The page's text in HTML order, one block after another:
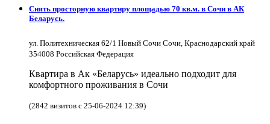
Снять просторную квартиру площадью 70 кв.м. в Сочи в АК
Беларусь.
ул. Политехническая 62/1 Новый Сочи Сочи, Краснодарский край
354008 Российская Федерация
Квартира в Ак «Беларусь» идеально подходит для
комфортного проживания в Сочи
(2842 визитов с 25-06-2024 12:39)